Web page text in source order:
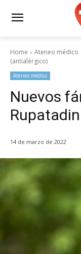
Home Ateneo médico
(antialérgico)
Ateneo médico
Nuevos
14 de marzo de 2022